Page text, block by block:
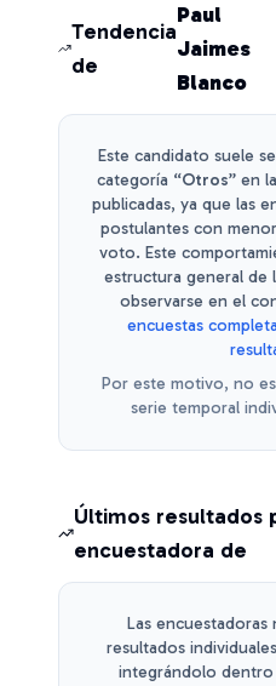
Tendencia
de
Paul
Jaimes
Blanco
Este candidato suele
categoría “Otros” en
publicadas, ya que las
postulantes con
voto. Este
estructura general de
observarse en el
encuestas
Por este motivo, no
serie temporal
Últimos resultados
encuestadora de
Las
resultados
integrándolo